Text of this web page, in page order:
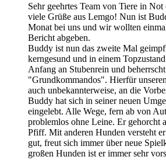
Sehr geehrtes Team von Tiere in Not
viele Grüße aus Lemgo! Nun ist
Monat bei uns und wir wollten
Bericht abgeben.
Buddy ist nun das zweite Mal
kerngesund und in einem
Anfang an Stubenrein und
"Grundkommandos". Hierfür
auch unbekannterweise, an die
Buddy hat sich in seiner neuen
eingelebt. Alle Wege, fern ab von
problemlos ohne Leine. Er gehorcht
Pfiff. Mit anderen Hunden versteht
gut, freut sich immer über neue
großen Hunden ist er immer sehr